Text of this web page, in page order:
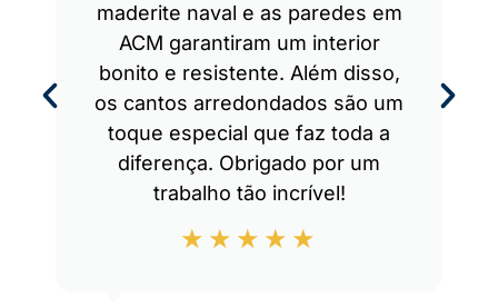
maderite naval e as paredes em
ACM garantiram um interior
bonito e resistente. Além disso,
os cantos arredondados são um
toque especial que faz toda a
diferença. Obrigado por um
trabalho tão incrível!